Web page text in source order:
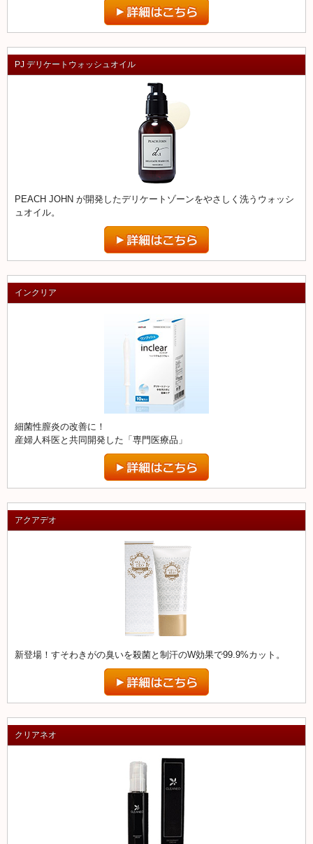
PJ デリケートウォッシュオイル
PEACH JOHN が開発したデリケートゾーンをやさしく洗うウォッシ
ュオイル。
インクリア
細菌性膣炎の改善に！
産婦人科医と共同開発した「専門医療品」
アクアデオ
新登場！すそわきがの臭いを殺菌と制汗のW効果で99.9%カット。
クリアネオ